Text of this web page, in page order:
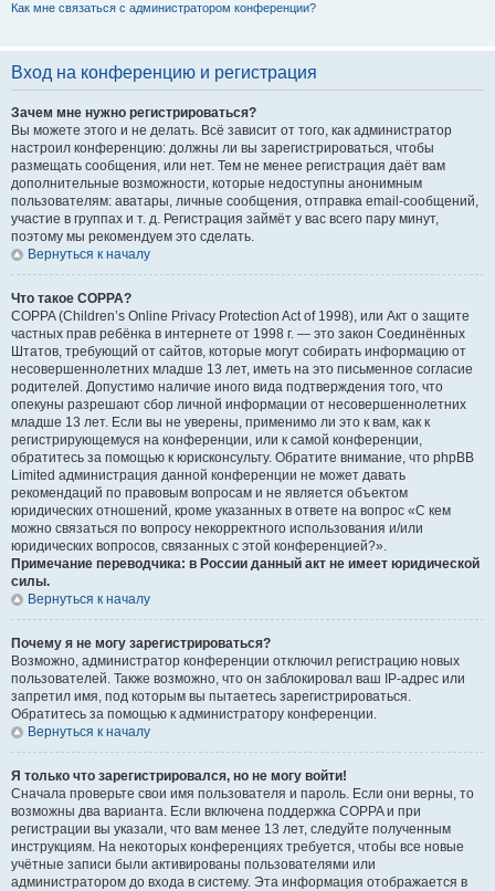
Как мне связаться с администратором конференции?
Вход на конференцию и регистрация
Зачем мне нужно регистрироваться?
Вы можете этого и не делать. Всё зависит от того, как администратор
настроил конференцию: должны ли вы зарегистрироваться, чтобы
размещать сообщения, или нет. Тем не менее регистрация даёт вам
дополнительные возможности, которые недоступны анонимным
пользователям: аватары, личные сообщения, отправка email-сообщений,
участие в группах и т. д. Регистрация займёт у вас всего пару минут,
поэтому мы рекомендуем это сделать.
Вернуться к началу
Что такое COPPA?
COPPA (Children’s Online Privacy Protection Act of 1998), или Акт о защите
частных прав ребёнка в интернете от 1998 г. — это закон Соединённых
Штатов, требующий от сайтов, которые могут собирать информацию от
несовершеннолетних младше 13 лет, иметь на это письменное согласие
родителей. Допустимо наличие иного вида подтверждения того, что
опекуны разрешают сбор личной информации от несовершеннолетних
младше 13 лет. Если вы не уверены, применимо ли это к вам, как к
регистрирующемуся на конференции, или к самой конференции,
обратитесь за помощью к юрисконсульту. Обратите внимание, что phpBB
Limited администрация данной конференции не может давать
рекомендаций по правовым вопросам и не является объектом
юридических отношений, кроме указанных в ответе на вопрос «С кем
можно связаться по вопросу некорректного использования и/или
юридических вопросов, связанных с этой конференцией?».
Примечание переводчика: в России данный акт не имеет юридической
силы.
Вернуться к началу
Почему я не могу зарегистрироваться?
Возможно, администратор конференции отключил регистрацию новых
пользователей. Также возможно, что он заблокировал ваш IP-адрес или
запретил имя, под которым вы пытаетесь зарегистрироваться.
Обратитесь за помощью к администратору конференции.
Вернуться к началу
Я только что зарегистрировался, но не могу войти!
Сначала проверьте свои имя пользователя и пароль. Если они верны, то
возможны два варианта. Если включена поддержка COPPA и при
регистрации вы указали, что вам менее 13 лет, следуйте полученным
инструкциям. На некоторых конференциях требуется, чтобы все новые
учётные записи были активированы пользователями или
администратором до входа в систему. Эта информация отображается в